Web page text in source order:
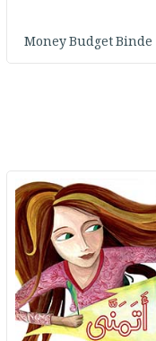
Money Budget Binde